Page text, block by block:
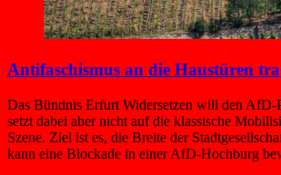
Antifaschismus an die Haustüren
Das Bündnis Erfurt Widersetzen will den AfD-
setzt dabei aber nicht auf die klassische
Szene. Ziel ist es, die Breite der
kann eine Blockade in einer AfD-Hochburg